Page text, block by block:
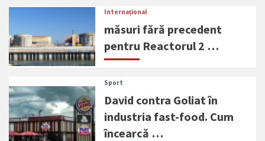
Internațional
măsuri fără precedent
pentru Reactorul 2 …
Sport
David contra Goliat în
industria fast-food. Cum
încearcă …